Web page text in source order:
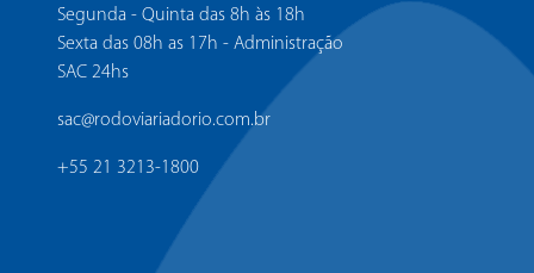
Segunda - Quinta das 8h às 18h
Sexta das 08h as 17h - Administração
SAC 24hs
sac@rodoviariadorio.com.br
+55 21 3213-1800